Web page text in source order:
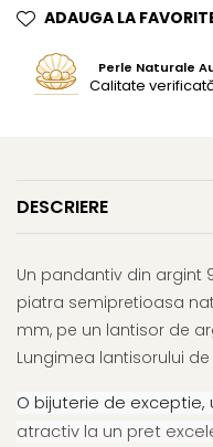
ADAUGA LA
Perle Naturale
Calitate
DESCRIERE
Un pandantiv din argint
piatra semipretioasa
mm, pe un lantisor de
Lungimea lantisorului
O bijuterie de exceptie,
atractiv la un pret